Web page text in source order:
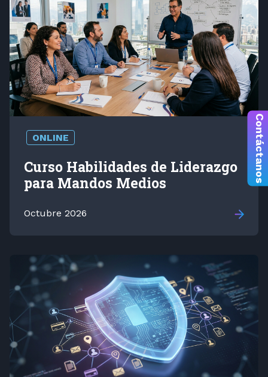
Contáctanos
ONLINE
Curso Habilidades de Liderazgo
para Mandos Medios
Octubre 2026